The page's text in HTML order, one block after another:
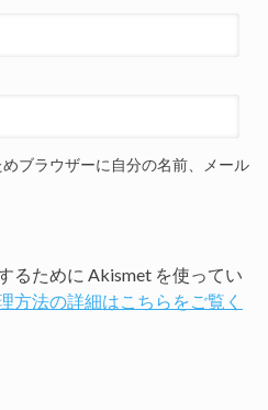
ブラウザーに自分の名前、メール
るために Akismet を使ってい
方法の詳細はこちらをご覧く